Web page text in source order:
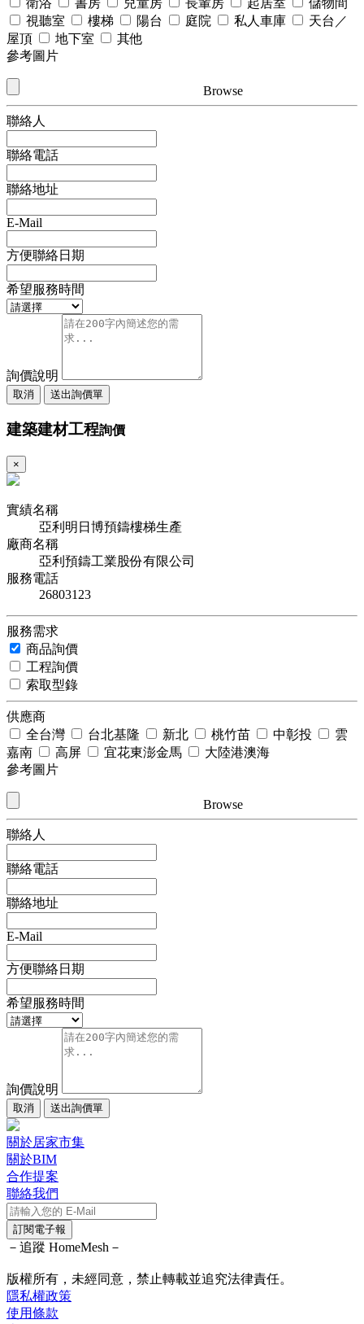
視聽室
樓梯 陽台 庭院 私人車庫
天台／
屋頂
地下室
其他
參考圖片
Browse
聯絡人
聯絡電話
聯絡地址
E-Mail
方便聯絡日期
希望服務時間
詢價說明
取消 送出詢價單
建築建材工程詢價
×
實績名稱
亞利明日博預鑄樓梯生產
廠商名稱
亞利預鑄工業股份有限公司
服務電話
26803123
服務需求
商品詢價
工程詢價
索取型錄
供應商
全台灣
台北基隆 新北 桃竹苗 中彰投
雲
嘉南
高屏 宜花東澎金馬
大陸港澳海
參考圖片
Browse
聯絡人
聯絡電話
聯絡地址
E-Mail
方便聯絡日期
希望服務時間
詢價說明
取消 送出詢價單
關於居家市集
關於BIM
合作提案
聯絡我們
訂閱電子報
－追蹤 HomeMesh－
版權所有，未經同意，禁止轉載並追究法律責任。
隱私權政策
使用條款